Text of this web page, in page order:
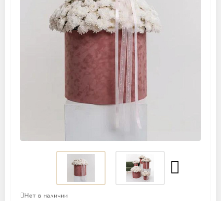
Нет в наличии